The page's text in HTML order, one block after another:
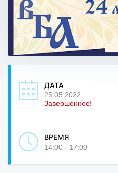
ДАТА
25.05.2022
Завершенное!
ВРЕМЯ
14:00 - 17:00